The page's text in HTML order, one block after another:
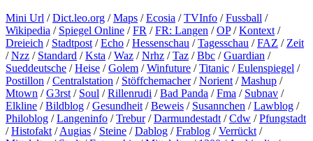
Mini Url /Dict.leo.org /Maps /Ecosia /TVInfo /Fussball /
Wikipedia / Spiegel Online /FR /FR: Langen /OP/Kontext /
Dreieich / Stadtpost /Echo /Hessenschau /Tagesschau /FAZ / Zeit
/Nzz / Standard /Ksta /Waz /Nrhz /Taz /Bbc /Guardian /
Sueddeutsche /Heise /Golem /Winfuture /Titanic /Eulenspiegel /
Postillon /Centralstation / Stöffchemacher/Norient /Mashup /
Mtown /G3rst / Soul /Rillenrudi /Bad Panda /Fma / Subnav /
Elkline /Bildblog /Gesundheit /Beweis / Susannchen /Lawblog /
Philoblog /Langeninfo /Trebur/Darmundestadt /Cdw /Pfungstadt
/Histofakt /Augias / Steine /Dablog /Frablog /Verrückt /